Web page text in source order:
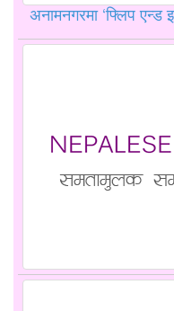
अनामनगरमा ‘फ्लिप